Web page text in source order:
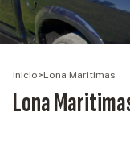
Inicio>Lona Maritimas
Lona